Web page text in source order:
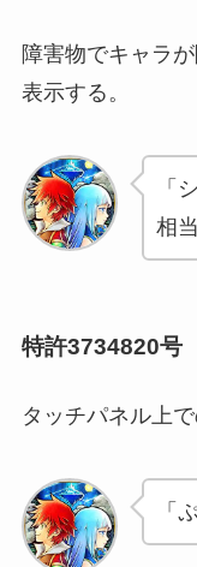
障害物でキャラ
表示する。
「
相当
特許3734820号
タッチパネル上
「